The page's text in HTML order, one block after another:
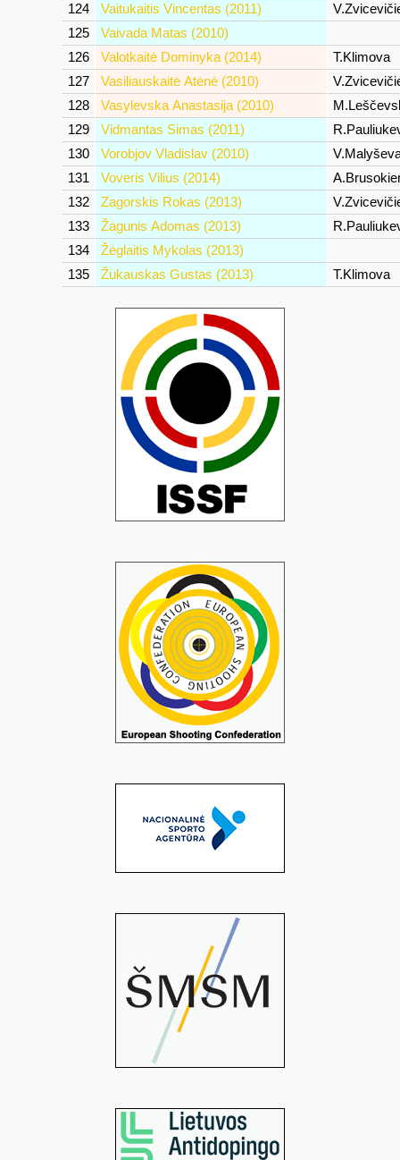
124
Vaitukaitis Vincentas (2011)
125
Vaivada Matas (2010)
126
Valotkaitė Dominyka (2014)
T.Klimova
127
Vasiliauskaitė Atėnė (2010)
128
Vasylevska Anastasija (2010)
129
Vidmantas Simas (2011)
130
Vorobjov Vladislav (2010)
131
Voveris Vilius (2014)
132
Zagorskis Rokas (2013)
133
Žagunis Adomas (2013)
134
Žėglaitis Mykolas (2013)
135
Žukauskas Gustas (2013) T.Klimova